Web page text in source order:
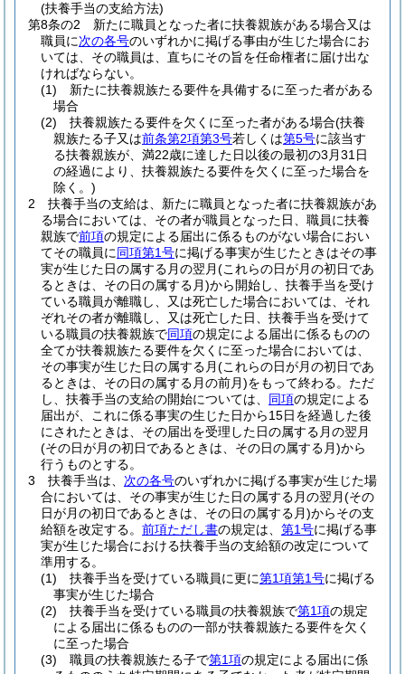
(扶養手当の支給方法)
第8条の2
新たに職員となった者に扶養親族がある場合又は
職員に次の各号のいずれかに掲げる事由が生じた場合にお
いては、その職員は、直ちにその旨を任命権者に届け出な
ければならない。
(1)
新たに扶養親族たる要件を具備するに至った者がある
場合
(2)
扶養親族たる要件を欠くに至った者がある場合(扶養
親族たる子又は前条第2項第3号若しくは第5号に該当す
る扶養親族が、満22歳に達した日以後の最初の3月31日
の経過により、扶養親族たる要件を欠くに至った場合を
除く。)
2
扶養手当の支給は、新たに職員となった者に扶養親族があ
る場合においては、その者が職員となった日、職員に扶養
親族で前項の規定による届出に係るものがない場合におい
てその職員に同項第1号に掲げる事実が生じたときはその事
実が生じた日の属する月の翌月(これらの日が月の初日であ
るときは、その日の属する月)から開始し、扶養手当を受け
ている職員が離職し、又は死亡した場合においては、それ
ぞれその者が離職し、又は死亡した日、扶養手当を受けて
いる職員の扶養親族で同項の規定による届出に係るものの
全てが扶養親族たる要件を欠くに至った場合においては、
その事実が生じた日の属する月(これらの日が月の初日であ
るときは、その日の属する月の前月)をもって終わる。 ただ
し、扶養手当の支給の開始については、 同項の規定による
届出が、これに係る事実の生じた日から15日を経過した後
にされたときは、その届出を受理した日の属する月の翌月
(その日が月の初日であるときは、その日の属する月)から
行うものとする。
3
扶養手当は、 次の各号のいずれかに掲げる事実が生じた場
合においては、その事実が生じた日の属する月の翌月(その
日が月の初日であるときは、その日の属する月)からその支
給額を改定する。 前項ただし書の規定は、 第1号に掲げる事
実が生じた場合における扶養手当の支給額の改定について
準用する。
(1)
扶養手当を受けている職員に更に第1項第1号に掲げる
事実が生じた場合
(2)
扶養手当を受けている職員の扶養親族で第1項の規定
による届出に係るものの一部が扶養親族たる要件を欠く
に至った場合
(3)
職員の扶養親族たる子で第1項の規定による届出に係